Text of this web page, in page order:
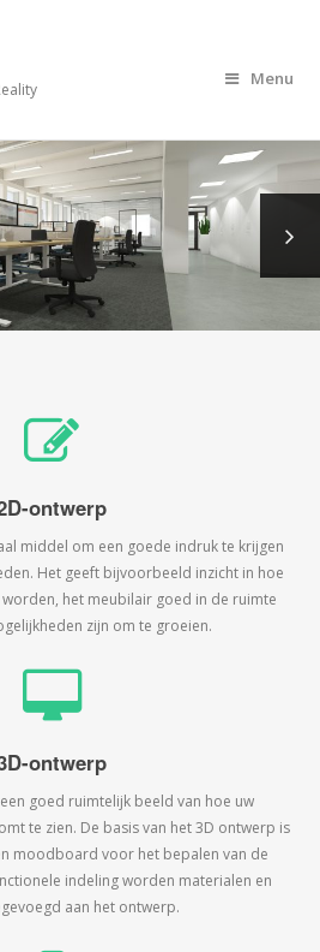
Menu
ontwerp
middel om een goede indruk te krijgen
Het geeft bijvoorbeeld inzicht in hoe
het meubilair goed in de ruimte
zijn om te groeien.
ontwerp
goed ruimtelijk beeld van hoe uw
te zien. De basis van het 3D ontwerp is
moodboard voor het bepalen van de
indeling worden materialen en
aan het ontwerp.